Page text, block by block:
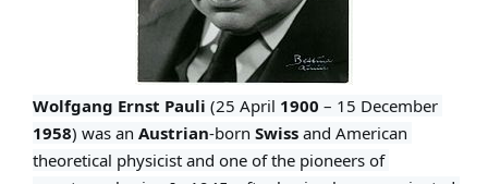
Wolfgang Ernst Pauli (25 April 1900
1958) was an Austrian-born Swiss and American
theoretical physicist and one of the pioneers of